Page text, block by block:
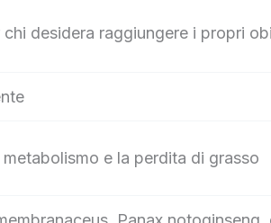
desidera raggiungere i propri
e la perdita di grasso